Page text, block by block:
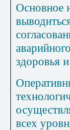
Основное
здоровья
всех